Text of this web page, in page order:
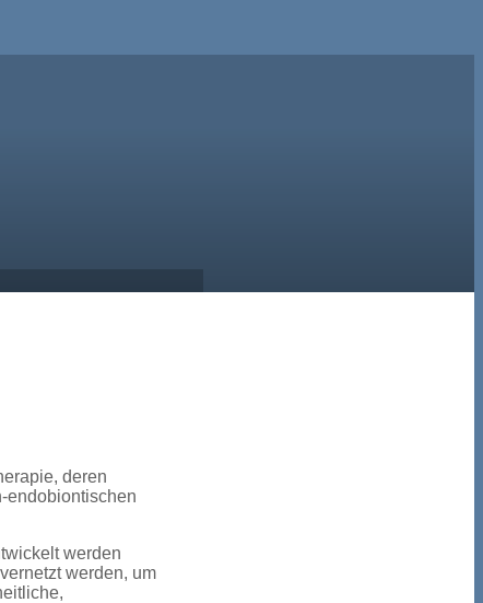
deren
endobiontischen
werden
werden, um